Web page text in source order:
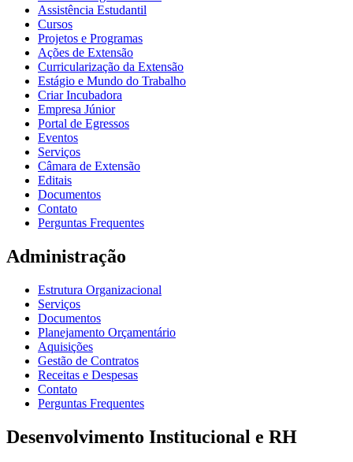
Assistência Estudantil
Cursos
Projetos e Programas
Ações de Extensão
Curricularização da Extensão
Estágio e Mundo do Trabalho
Criar Incubadora
Empresa Júnior
Portal de Egressos
Eventos
Serviços
Câmara de Extensão
Editais
Documentos
Contato
Perguntas Frequentes
Administração
Estrutura Organizacional
Serviços
Documentos
Planejamento Orçamentário
Aquisições
Gestão de Contratos
Receitas e Despesas
Contato
Perguntas Frequentes
Desenvolvimento Institucional e RH